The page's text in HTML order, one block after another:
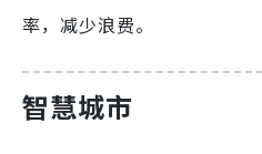
率，减少浪费。
智慧城市